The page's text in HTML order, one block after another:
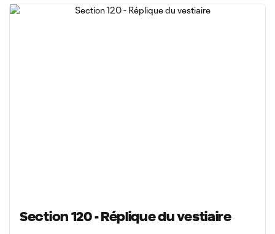
Section 120 - Réplique du vestiaire